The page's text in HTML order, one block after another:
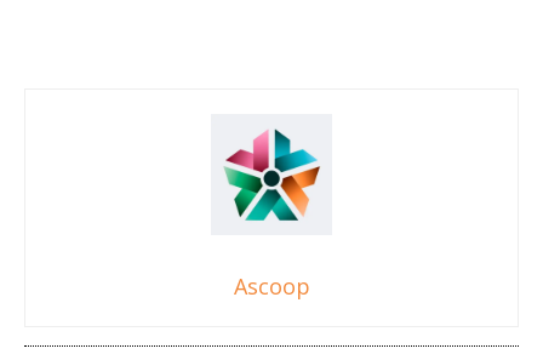
Ascoop